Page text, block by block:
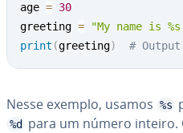
age = 30
greeting = "My name is
print (greeting) #
Nesse exemplo, usamos %s
%d para um número inteiro.